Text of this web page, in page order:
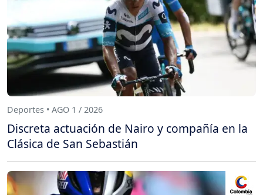
Deportes • AGO 1 / 2026
Discreta actuación de Nairo y compañía en la
Clásica de San Sebastián